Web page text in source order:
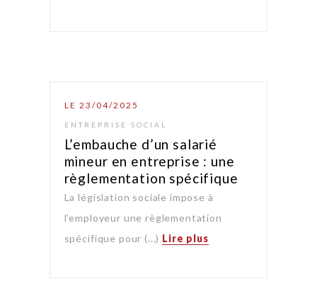
LE 23/04/2025
ENTREPRISE SOCIAL
L’embauche d’un salarié
mineur en entreprise : une
règlementation spécifique
La législation sociale impose à
l’employeur une règlementation
spécifique pour (...) Lire plus